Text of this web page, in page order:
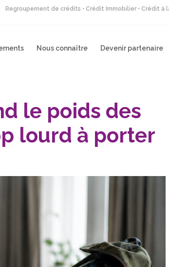
Regroupement de crédits • Crédit Immobilier • Crédit à
Nous connaître Devenir partenaire
le poids des
lourd à porter